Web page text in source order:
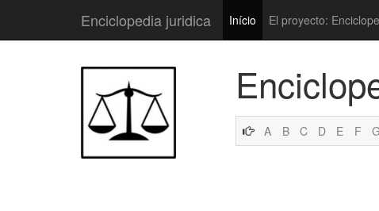
Enciclopedia juridica Início El proyecto:
A B C D E F G